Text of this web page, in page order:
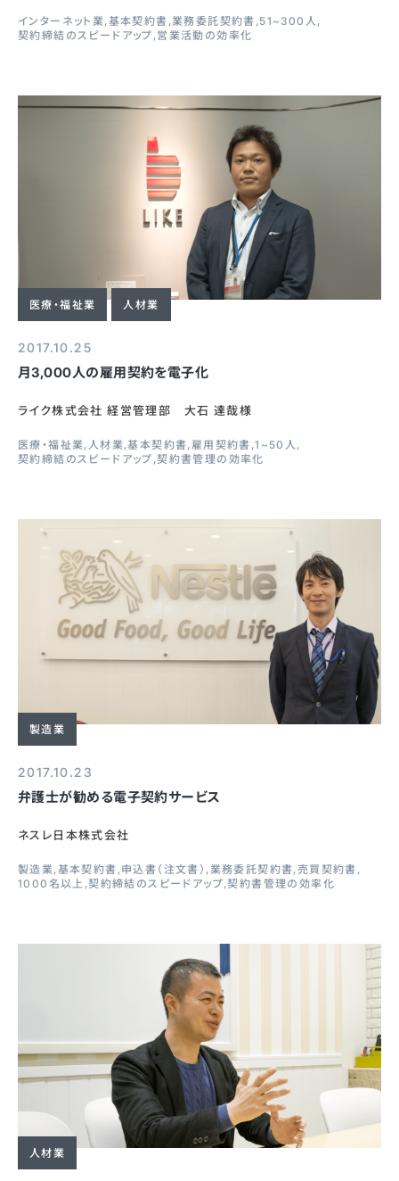
インターネット業 基本契約書 業務委託契約書 51~300人
契約締結のスピードアップ 営業活動の効率化
医療・福祉業 人材業
2017.10.25
月3,000人の雇用契約を電子化
ライク株式会社 経営管理部 大石 達哉様
医療・福祉業 人材業 基本契約書 雇用契約書 1~50人
契約締結のスピードアップ 契約書管理の効率化
製造業
2017.10.23
弁護士が勧める電子契約サービス
ネスレ日本株式会社
製造業 基本契約書 申込書（注文書） 業務委託契約書 売買契約書
1000名以上 契約締結のスピードアップ 契約書管理の効率化
人材業